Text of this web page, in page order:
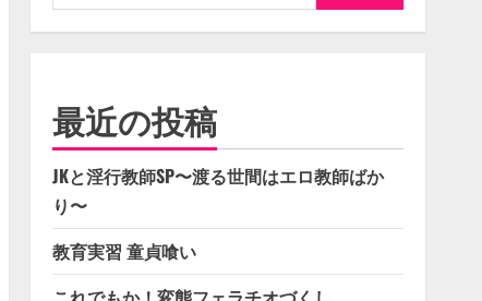
索:
最近の投稿
JKと淫行教師SP〜渡る世間はエロ教師ばか
り〜
教育実習 童貞喰い